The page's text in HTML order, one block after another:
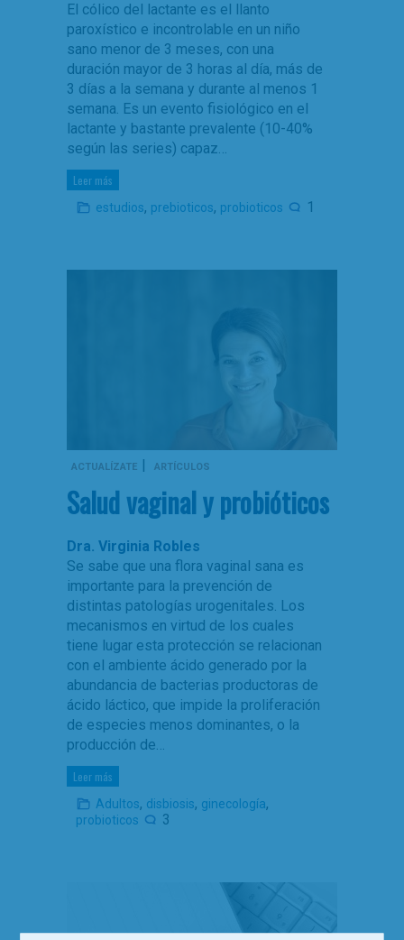
El cólico del lactante es el llanto
paroxístico e incontrolable en un niño
sano menor de 3 meses, con una
duración mayor de 3 horas al día, más de
3 días a la semana y durante al menos 1
semana. Es un evento fisiológico en el
lactante y bastante prevalente (10-40%
según las series) capaz…
Leer más
estudios, prebioticos, probioticos 1
ACTUALÍZATE | ARTÍCULOS
Salud vaginal y probióticos
Dra. Virginia Robles
Se sabe que una flora vaginal sana es
importante para la prevención de
distintas patologías urogenitales. Los
mecanismos en virtud de los cuales
tiene lugar esta protección se relacionan
con el ambiente ácido generado por la
abundancia de bacterias productoras de
ácido láctico, que impide la proliferación
de especies menos dominantes, o la
producción de…
Leer más
Adultos, disbiosis, ginecología,
probioticos 3